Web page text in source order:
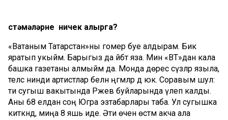
Өстәмәләрне ничек алырга?
«Ватаным Татарстан»ны гомер буе алдырам. Бик
яратып укыйм. Барыгыз да әйбәт яза. Мин «ВТ»дан кала
башка газетаны алмыйм да. Монда дөрес сүзләр языла,
теләсә нинди артистлар белән әңгәмәләр дә юк. Соравым шул:
әти сугыш вакытында Ржев буйларында үлеп калды.
Аны 68 елдан соң Югра эзтабарлары таба. Ул сугышка
киткәндә, миңа 8 яшь иде. Әти өчен өстәмә акча ала